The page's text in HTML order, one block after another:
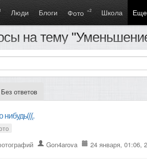
Люди Блоги Фото +2 Школа
на тему
Без ответов
нибудь(((.
Gon4arova 24 января, 01:06,